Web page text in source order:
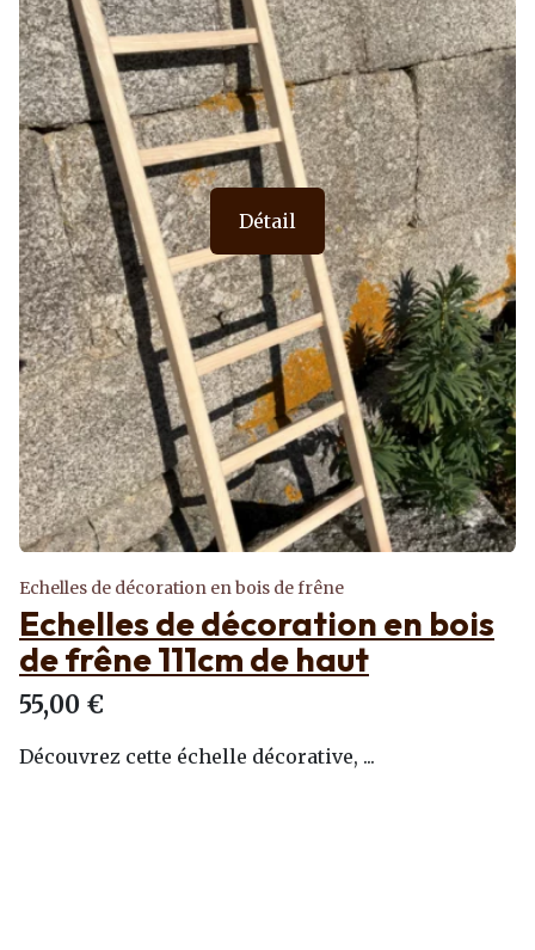
Détail
Echelles de décoration en bois de frêne
Echelles de décoration en bois
de frêne 111cm de haut
55,00 €
Découvrez cette échelle décorative, ...